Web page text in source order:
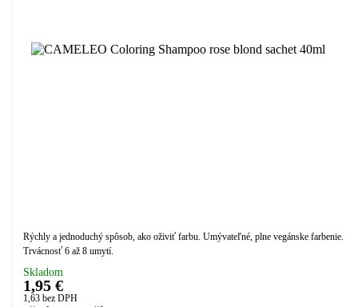
Rýchly a jednoduchý spôsob, ako oživiť farbu. Umývateľné, plne vegánske farbenie.
Trvácnosť 6 až 8 umytí.
Skladom
1,95 €
1,63 bez DPH